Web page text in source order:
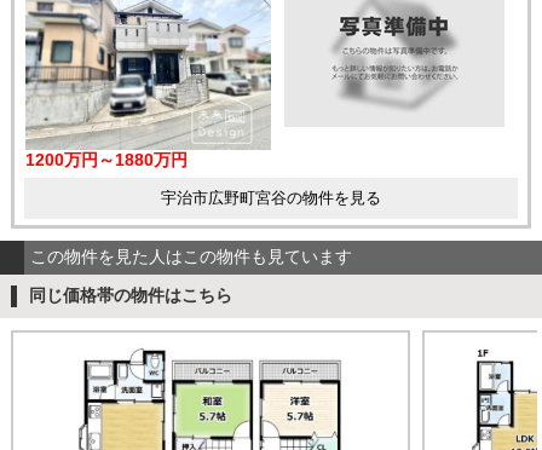
1200万円～1880万円
宇治市広野町宮谷の物件を見る
この物件を見た人はこの物件も見ています
同じ価格帯の物件はこちら